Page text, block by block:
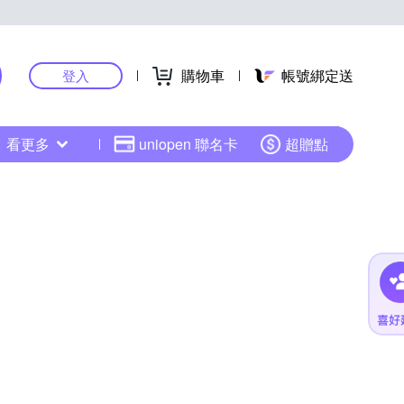
登入 購物車 帳號綁定送
看更多 uniopen 聯名卡 超贈點